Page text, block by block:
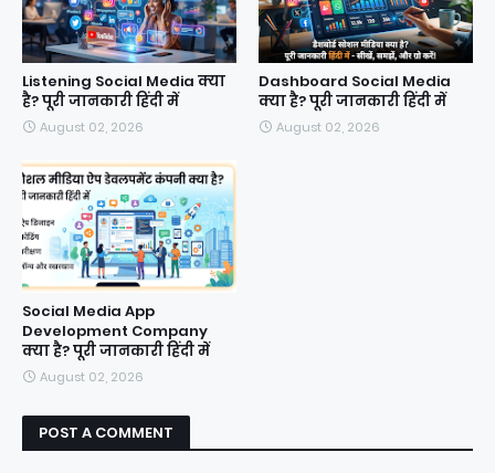
Listening Social Media क्या
है? पूरी जानकारी हिंदी में
August 02, 2026
Dashboard Social Media
क्या है? पूरी जानकारी हिंदी में
August 02, 2026
Social Media App
Development Company
क्या है? पूरी जानकारी हिंदी में
August 02, 2026
POST A COMMENT